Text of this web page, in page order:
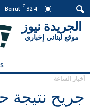
32.4
C
Beirut
نيوز
الجريدة نيوز
موقع لبناني إخباري
أخبار الساعة
جريح